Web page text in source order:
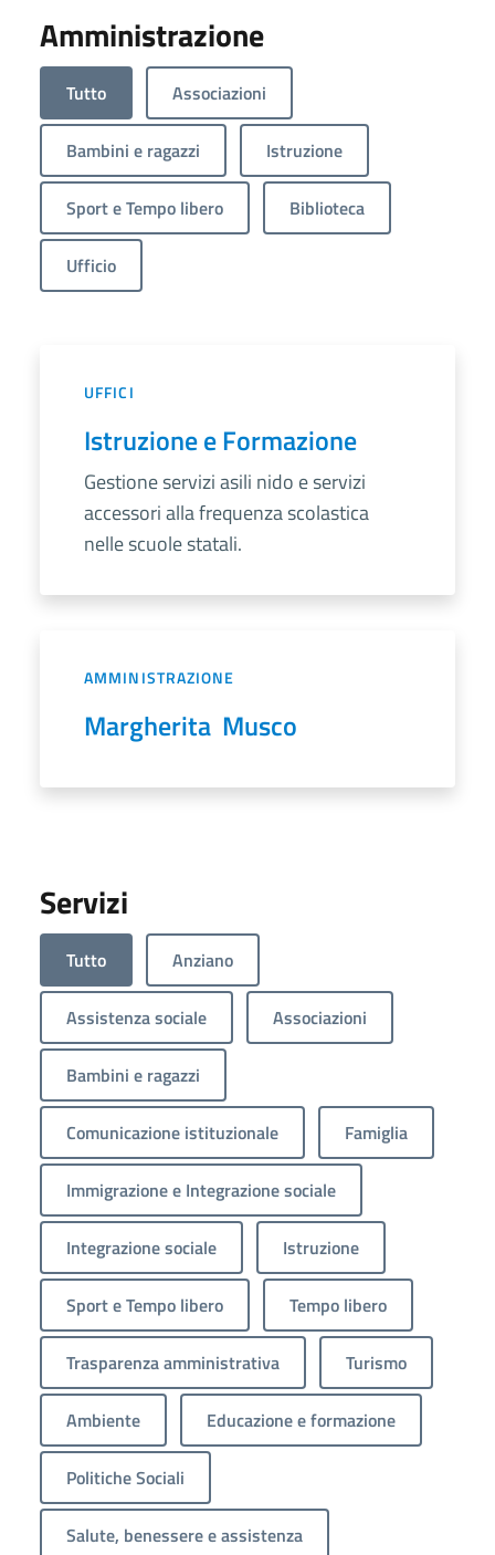
Amministrazione
Tutto Associazioni
Bambini e ragazzi Istruzione
Sport e Tempo libero Biblioteca
Ufficio
UFFICI
Istruzione e Formazione
Gestione servizi asili nido e servizi
accessori alla frequenza scolastica
nelle scuole statali.
AMMINISTRAZIONE
Margherita Musco
Servizi
Tutto Anziano
Assistenza sociale Associazioni
Bambini e ragazzi
Comunicazione istituzionale Famiglia
Immigrazione e Integrazione sociale
Integrazione sociale Istruzione
Sport e Tempo libero Tempo libero
Trasparenza amministrativa Turismo
Ambiente Educazione e formazione
Politiche Sociali
Salute, benessere e assistenza